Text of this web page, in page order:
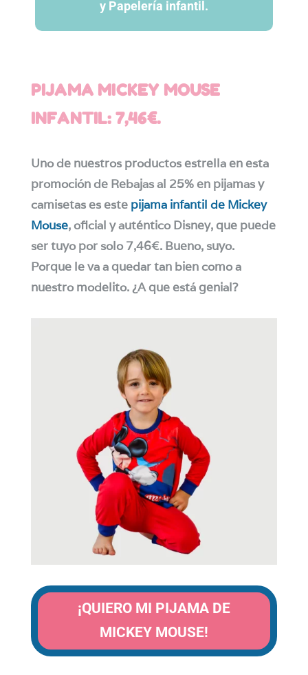
y Papelería infantil.
PIJAMA MICKEY MOUSE
INFANTIL: 7,46€.
Uno de nuestros productos estrella en esta
promoción de Rebajas al 25% en pijamas y
camisetas es este pijama infantil de Mickey
Mouse, oficial y auténtico Disney, que puede
ser tuyo por solo 7,46€. Bueno, suyo.
Porque le va a quedar tan bien como a
nuestro modelito. ¿A que está genial?
¡QUIERO MI PIJAMA DE
MICKEY MOUSE!